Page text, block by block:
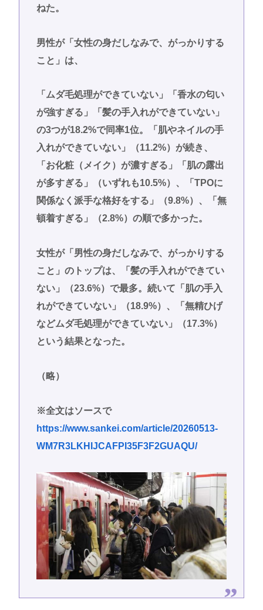
ねた。
男性が「女性の身だしなみで、がっかりする
こと」は、
「ムダ毛処理ができていない」「香水の匂い
が強すぎる」「髪の手入れができていない」
の3つが18.2%で同率1位。「肌やネイルの手
入れができていない」（11.2%）が続き、
「お化粧（メイク）が濃すぎる」「肌の露出
が多すぎる」（いずれも10.5%）、「TPOに
関係なく派手な格好をする」（9.8%）、「無
頓着すぎる」（2.8%）の順で多かった。
女性が「男性の身だしなみで、がっかりする
こと」のトップは、「髪の手入れができてい
ない」（23.6%）で最多。続いて「肌の手入
れができていない」（18.9%）、「無精ひげ
などムダ毛処理ができていない」（17.3%）
という結果となった。
（略）
※全文はソースで
https://www.sankei.com/article/20260513-
WM7R3LKHIJCAFPI35F3F2GUAQU/